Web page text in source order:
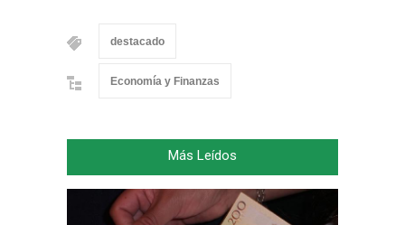
destacado
Economía y Finanzas
Más Leídos